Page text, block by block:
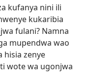
kufanya nini ili
kukaribia
fulani? Namna
mupendwa wao
hisia zenye
wote wa ugonjwa